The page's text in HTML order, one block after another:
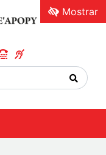
Mostrar